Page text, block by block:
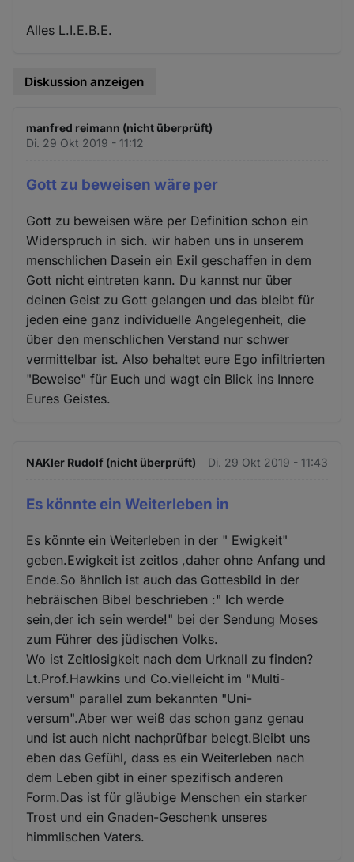
Alles L.I.E.B.E.
Diskussion anzeigen
manfred reimann (nicht überprüft)
Di. 29 Okt 2019 - 11:12
Gott zu beweisen wäre per
Gott zu beweisen wäre per Definition schon ein
Widerspruch in sich. wir haben uns in unserem
menschlichen Dasein ein Exil geschaffen in dem
Gott nicht eintreten kann. Du kannst nur über
deinen Geist zu Gott gelangen und das bleibt für
jeden eine ganz individuelle Angelegenheit, die
über den menschlichen Verstand nur schwer
vermittelbar ist. Also behaltet eure Ego infiltrierten
"Beweise" für Euch und wagt ein Blick ins Innere
Eures Geistes.
NAKler Rudolf (nicht überprüft) Di. 29 Okt 2019 - 11:43
Es könnte ein Weiterleben in
Es könnte ein Weiterleben in der " Ewigkeit"
geben.Ewigkeit ist zeitlos ,daher ohne Anfang und
Ende.So ähnlich ist auch das Gottesbild in der
hebräischen Bibel beschrieben :" Ich werde
sein,der ich sein werde!" bei der Sendung Moses
zum Führer des jüdischen Volks.
Wo ist Zeitlosigkeit nach dem Urknall zu finden?
Lt.Prof.Hawkins und Co.vielleicht im "Multi-
versum" parallel zum bekannten "Uni-
versum".Aber wer weiß das schon ganz genau
und ist auch nicht nachprüfbar belegt.Bleibt uns
eben das Gefühl, dass es ein Weiterleben nach
dem Leben gibt in einer spezifisch anderen
Form.Das ist für gläubige Menschen ein starker
Trost und ein Gnaden-Geschenk unseres
himmlischen Vaters.